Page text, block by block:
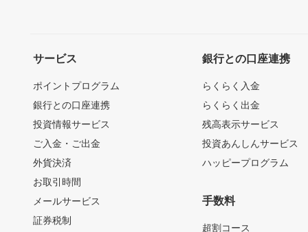
サービス
ポイントプログラム
銀行との口座連携
投資情報サービス
ご入金・ご出金
外貨決済
お取引時間
メールサービス
証券税制
銀行との口座連携
らくらく入金
らくらく出金
残高表示サービス
投資あんしんサービス
ハッピープログラム
手数料
超割コース